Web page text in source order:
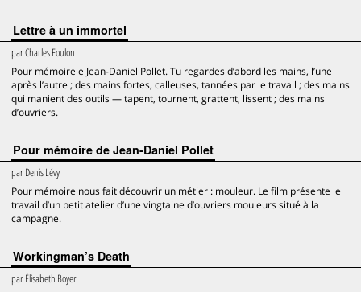
Lettre à un immortel
parCharles Foulon
Pour mémoire e Jean-Daniel Pollet. Tu regardes d’abord les mains, l’une
après l’autre ; des mains fortes, calleuses, tannées par le travail ; des mains
qui manient des outils — tapent, tournent, grattent, lissent ; des mains
d’ouvriers.
Pour mémoire de Jean-Daniel Pollet
parDenis Lévy
Pour mémoire nous fait découvrir un métier : mouleur. Le film présente le
travail d’un petit atelier d’une vingtaine d’ouvriers mouleurs situé à la
campagne.
Workingman’s Death
parÉlisabeth Boyer